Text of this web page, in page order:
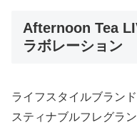
Afternoon Tea
ラボレーション
ライフスタイルブラン
スティナブルフレグラ